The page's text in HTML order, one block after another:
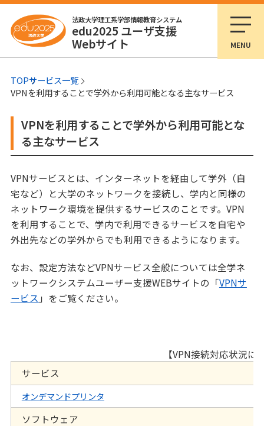
法政大学理工系学部情報教育システム
edu2025 ユーザ支援
Webサイト MENU
TOPサービス一覧
VPNを利用することで学外から利用可能となる主なサービス
VPNを利用することで学外から利用可能とな
る主なサービス
VPNサービスとは、インターネットを経由して学外（自
宅など）と大学のネットワークを接続し、学内と同様の
ネットワーク環境を提供するサービスのことです。VPN
を利用することで、学内で利用できるサービスを自宅や
外出先などの学外からでも利用できるようになります。
なお、設定方法などVPNサービス全般については全学ネ
ットワークシステムユーザー支援WEBサイトの「VPNサ
ービス 」をご覧ください。
【VPN接続対応状況に
サービス
オンデマンドプリンタ
ソフトウェア